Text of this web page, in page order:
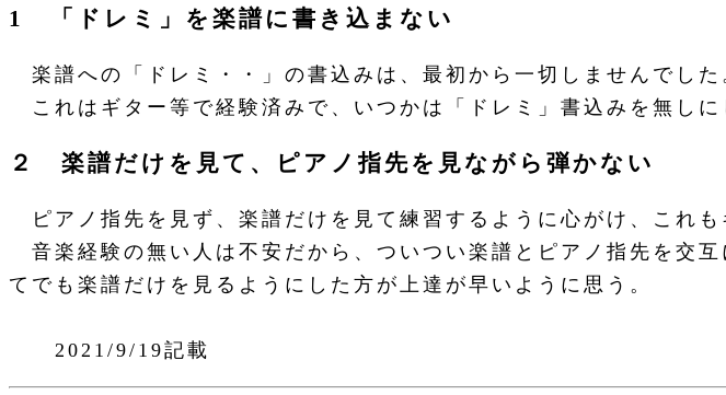
1 「ドレミ」を楽譜に書き込まない
楽譜への「ドレミ・・」の書込みは、最初から一切しませんでした
これはギター等で経験済みで、いつかは「ドレミ」書込みを無し
２ 楽譜だけを見て、ピアノ指先を見ながら弾かない
ピアノ指先を見ず、楽譜だけを見て練習するように心がけ、これも
音楽経験の無い人は不安だから、ついつい楽譜とピアノ指先を交
てでも楽譜だけを見るようにした方が上達が早いように思う。
2021/9/19記載